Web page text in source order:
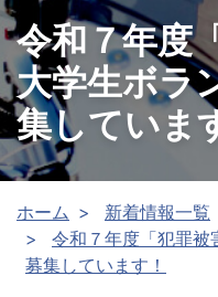
令和７年度
大学生ボラ
集していま
ホーム
新着情報一覧
令和７年度「犯罪被
募集しています！